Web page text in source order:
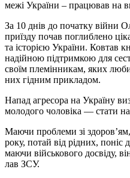
межі України – працював на
За 10 днів до початку війни
приїзду почав поглиблено
та історією України. Ковтав
надійною підтримкою для
своїм племінникам, яких
них гідним прикладом.
Напад агресора на Україну
молодого чоловіка — стати на
Маючи проблеми зі
року, потай від рідних, поніс
маючи військового досвіду,
лав ЗСУ.